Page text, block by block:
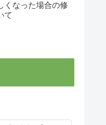
くなった場合の修
て